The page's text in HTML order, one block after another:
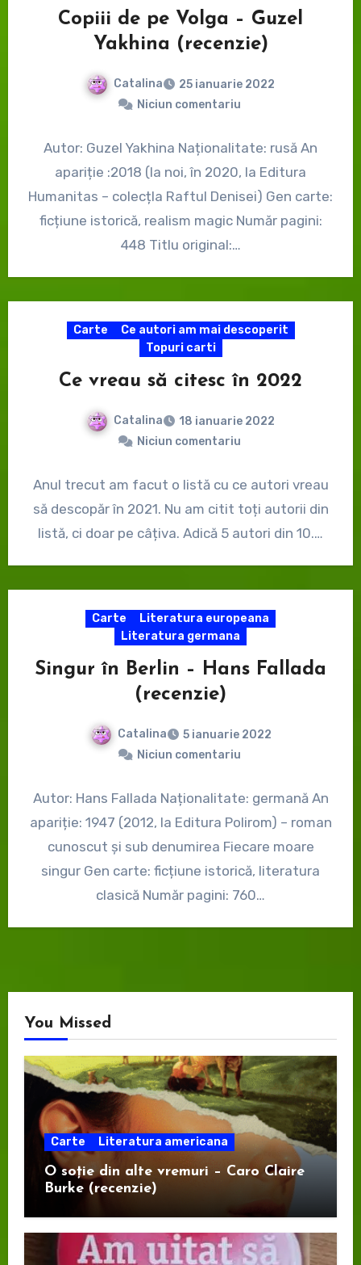
Copiii de pe Volga – Guzel
Yakhina (recenzie)
Catalina
25 ianuarie 2022
Niciun comentariu
Autor: Guzel Yakhina Naționalitate: rusă An
apariție :2018 (la noi, în 2020, la Editura
Humanitas – colecțIa Raftul Denisei) Gen carte:
ficțiune istorică, realism magic Număr pagini:
448 Titlu original:…
Carte
Ce autori am mai descoperit
Topuri carti
Ce vreau să citesc în 2022
Catalina
18 ianuarie 2022
Niciun comentariu
Anul trecut am facut o listă cu ce autori vreau
să descopăr în 2021. Nu am citit toți autorii din
listă, ci doar pe câțiva. Adică 5 autori din 10.…
Carte
Literatura europeana
Literatura germana
Singur în Berlin – Hans Fallada
(recenzie)
Catalina
5 ianuarie 2022
Niciun comentariu
Autor: Hans Fallada Naționalitate: germană An
apariție: 1947 (2012, la Editura Polirom) – roman
cunoscut și sub denumirea Fiecare moare
singur Gen carte: ficțiune istorică, literatura
clasică Număr pagini: 760…
You Missed
Carte Literatura americana
O soție din alte vremuri – Caro Claire
Burke (recenzie)